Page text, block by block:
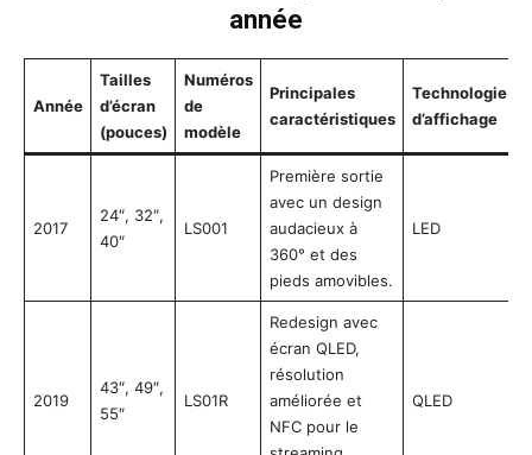
année
Année
Tailles
d’écran
(pouces)
Numéros
de
modèle
Principales
caractéristiques
Technologie
d’affichage
2017
24″, 32″,
40″
LS001
Première sortie
avec un design
audacieux à
360° et des
pieds amovibles.
LED
2019
43″, 49″,
55″
LS01R
Redesign avec
écran QLED,
résolution
améliorée et
NFC pour le
QLED